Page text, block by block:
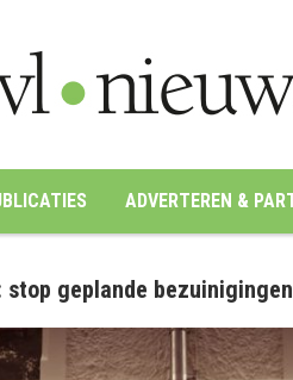
ADVERTEREN &
stop geplande